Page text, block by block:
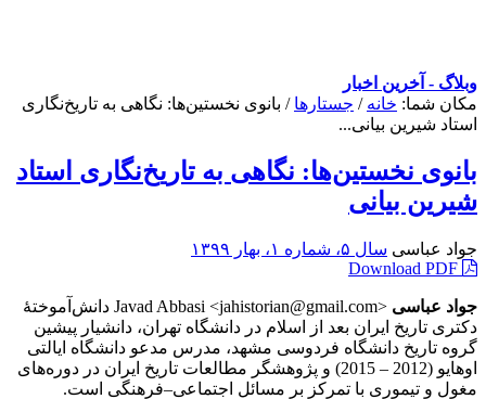
وبلاگ - آخرین اخبار
مکان شما: خانه / جستارها / بانوی نخستین‌ها: نگاهی به تاریخ‌نگاری
استاد شیرین بیانی...
بانوی نخستین‌ها: نگاهی به تاریخ‌نگاری استاد
شیرین بیانی
جواد عباسی سال ۵، شماره ۱، بهار ۱۳۹۹
جواد عباسی
<Javad Abbasi <jahistorian@gmail.com دانش‌آموختۀ
دکتری تاریخ ایران بعد از اسلام در دانشگاه تهران، دانشیار پیشین
گروه تاریخ دانشگاه فردوسی مشهد، مدرس مدعو دانشگاه ایالتی
اوهایو (2012 – 2015) و پژوهشگر مطالعات تاریخ ایران در دوره‌های
مغول و تیموری با تمرکز بر مسائل اجتماعی–فرهنگی است.